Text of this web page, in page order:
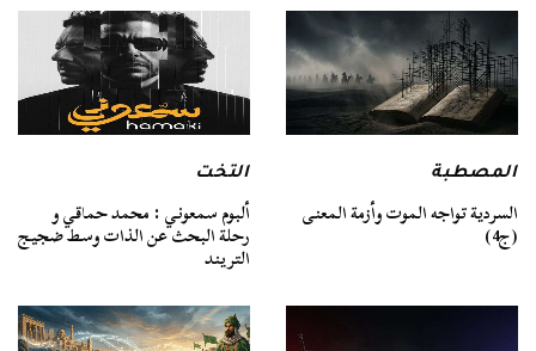
المصطبة
السردية تواجه الموت وأزمة المعنى
(ج4)
التخت
ألبوم سمعوني : محمد حماقي و
رحلة البحث عن الذات وسط ضجيج
التريند